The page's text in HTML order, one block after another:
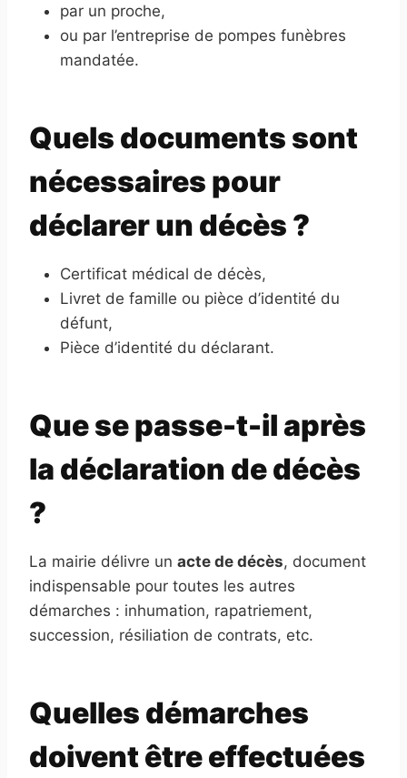
par un proche,
ou par l’entreprise de pompes funèbres
mandatée.
Quels documents sont
nécessaires pour
déclarer un décès ?
Certificat médical de décès,
Livret de famille ou pièce d’identité du
défunt,
Pièce d’identité du déclarant.
Que se passe-t-il après
la déclaration de décès
?
La mairie délivre un acte de décès, document
indispensable pour toutes les autres
démarches : inhumation, rapatriement,
succession, résiliation de contrats, etc.
Quelles démarches
doivent être effectuées